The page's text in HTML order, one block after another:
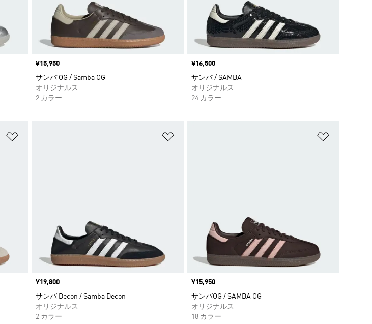
価格
¥15,950
サンバ OG / Samba OG
オリジナルス
2 カラー
価格
¥16,500
サンバ / SAMBA
オリジナルス
24 カラー
価格
¥19,800
サンバ Decon / Samba Decon
オリジナルス
2 カラー
価格
¥15,950
サンバOG / SAMBA OG
オリジナルス
18 カラー